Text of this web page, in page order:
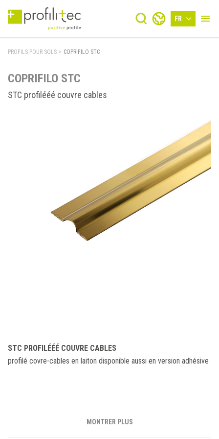
FR
PROFILS POUR SOLS > COPRIFILO STC
COPRIFILO STC
STC profilééé couvre cables
STC PROFILÉÉÉ COUVRE CABLES
profilé covre-cables en laiton disponible aussi en version adhésive
MONTRER PLUS